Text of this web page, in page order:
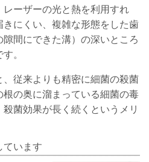
レーザーの光と熱を利用すれ
にくい、複雑な形態をした歯
間にできた溝）の深いところ
。
、従来よりも精密に細菌の殺菌
の奥に溜まっている細菌の毒
菌効果が長く続くというメリ
ています